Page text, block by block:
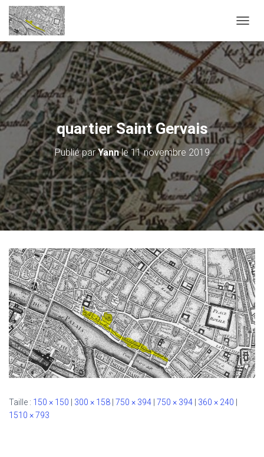
É
P
L
E
R
L
A
N
A
V
G
A
T
I
O
N
quartier Saint Gervais
Publié parYannle11 novembre 2019
Taille : 150 × 150 | 300 × 158 | 750 × 394 | 750 × 394 | 360 × 240 |
1510 × 793